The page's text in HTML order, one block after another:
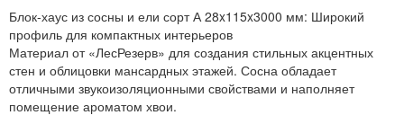
Блок-хаус из сосны и ели сорт А 28x115x3000 мм: Широкий
профиль для компактных интерьеров
Материал от «ЛесРезерв» для создания стильных акцентных
стен и облицовки мансардных этажей. Сосна обладает
отличными звукоизоляционными свойствами и наполняет
помещение ароматом хвои.